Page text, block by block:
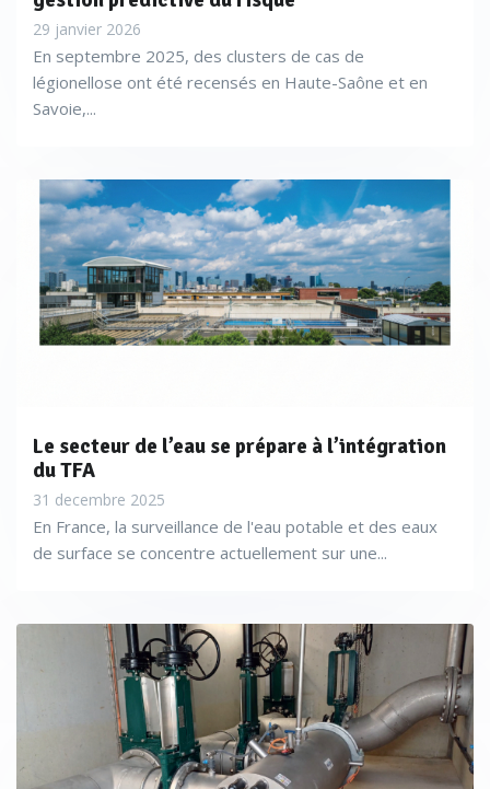
29 janvier 2026
En septembre 2025, des clusters de cas de
légionellose ont été recensés en Haute-Saône et en
Savoie,...
Le secteur de l’eau se prépare à l’intégration
du TFA
31 decembre 2025
En France, la surveillance de l'eau potable et des eaux
de surface se concentre actuellement sur une...